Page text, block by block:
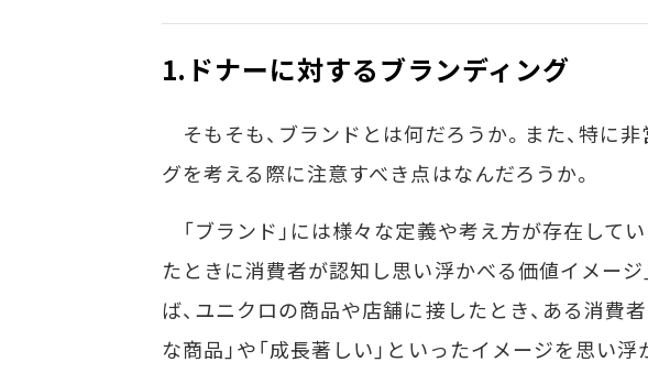
1.ドナーに対するブランディング
そもそも、ブランドとは何だろうか。また、特に
グを考える際に注意すべき点はなんだろうか。
「ブランド」には様々な定義や考え方が存在して
たときに消費者が認知し思い浮かべる価値イメージ
ば、ユニクロの商品や店舗に接したとき、ある消費
な商品」や「成長著しい」といったイメージを思い